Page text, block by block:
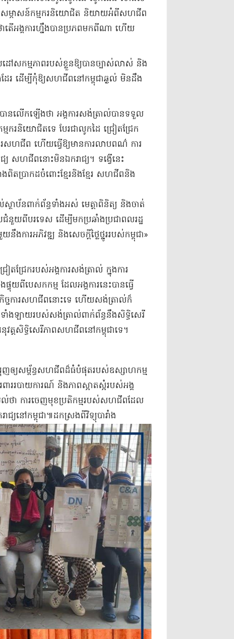
សម្ភាសន៍​កម្មករនិយោជិត និយាយ​អំពី​សហជីព
ា​តើ​អង្គការ​ហ្នឹង​បាន​ប្រភព​មកពីណា ហើយ​
ដៅ​សកម្មភាព​របស់ខ្លួន​ឱ្យបាន​ច្បាស់លាស់ និង​
ងដែរ ដើម្បី​កុំឱ្យ​សហជីព​នៅ​កម្ពុជា​ឆ្ងល់ មិនដឹង​
លើកឡើងថា អង្គ​ការសង់​ត្រា​ល់​បានទទួល​
ក​រ​និយោជិត​ទេ បែរជា​លូកដៃ ជ្រៀតជ្រែក
រ​សហជីព ហើយ​ធ្វើឱ្យ​មានការ​លាប​ពណ៌ ការ​
យ សហជីព​នោះ​មិន​ឯករាជ្យ​។ ទង្វើ​នេះ​
ងពិត​ប្រាកដ​ចំពោះ​ខ្មែរ​និង​ខ្មែរ សហជីព​និង​
ន​ពាក់ព័ន្ធ​ទាំងអស់ មេត្តា​ពិនិត្យ និង​ចាត់
នួយ​ពី​បរទេស ដើម្បី​មក​ប្រឆាំង​ប្រជាពលរដ្ឋ​
ង​ការអភិវឌ្ឍ និង​សេចក្តីថ្លៃថ្នូរ​របស់​កម្ពុ​ជា​»​
ជ្រែក​របស់​អង្គ​ការសង់​ត្រា​ល់ ក្នុងការ​
យ​ពី​បេសកកម្ម ដែល​អង្គការ​នេះ​បានធ្វើ​
កិច្ចការ​សហជីព​នោះទេ ហើយ​សង់​ត្រា​ល់​ក៏​
ាំងឡាយ​របស់​សង់​ត្រា​ល់ពាក់​ព័ន្ធ​នឹង​សិទ្ធិសេរី
វត្ត​សិទ្ធិសេរីភាព​សហជីព​នៅ​កម្ពុជា​ទេ​។
រុញ​ឲ្យ​សម្ព័ន្ធ​សហជីព​ដ៏​ធំ​បំផុត​របស់​ឧស្សាហកម្ម​
រ​របា​យ​ការណ៍ និង​ភាព​ស្អាតស្អំ​របស់​អង្គ​
ថា ការចេញមុខ​ប្រតិកម្ម​របស់​សហជីព​ដែល
យ​នៅ​កម្ពុជា​៕ដកស្រងពីវិទ្យុបារាំង